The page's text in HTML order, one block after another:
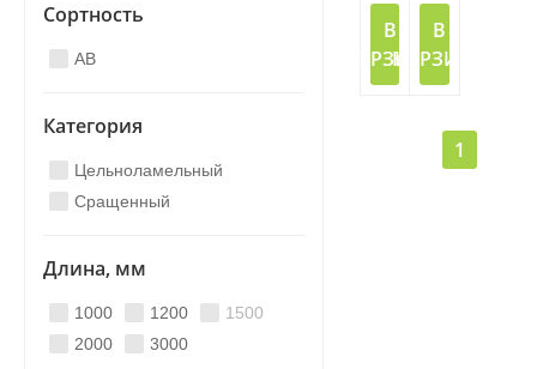
Сортность
AB
Категория
Цельноламельный
Сращенный
Длина, мм
1000 1200
1500
2000
3000
В
КОРЗИНУ
В
КОРЗИНУ
1